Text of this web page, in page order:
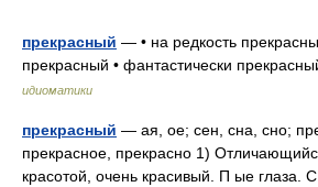
прекрасный — • на редкость
прекрасный • фантастически
идиоматики
прекрасный — ая, ое; сен, сна, сно;
прекрасное, прекрасно 1)
красотой, очень красивый. П ые глаза.